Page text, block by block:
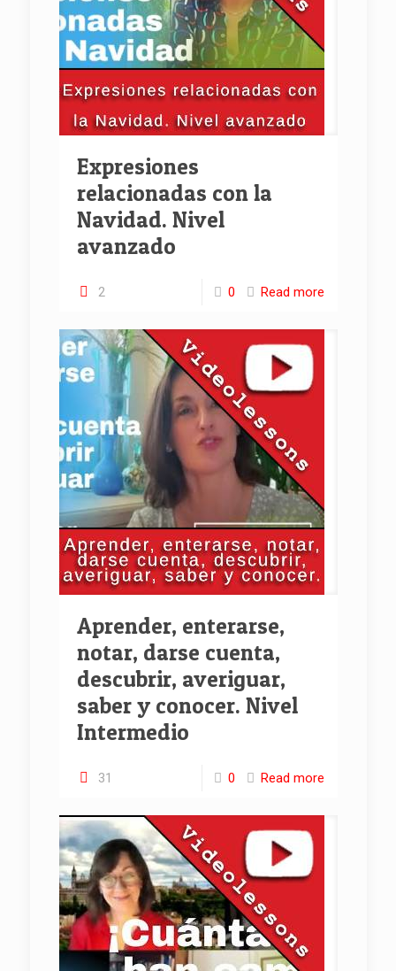
Expresiones
relacionadas con la
Navidad. Nivel
avanzado
2 0 Read more
Aprender, enterarse,
notar, darse cuenta,
descubrir, averiguar,
saber y conocer. Nivel
Intermedio
31 0 Read more